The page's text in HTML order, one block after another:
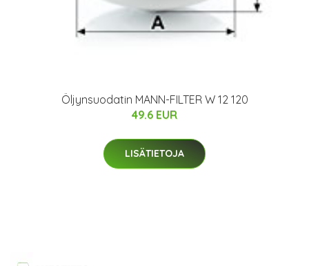
Öljynsuodatin MANN-FILTER W 12 120
49.6 EUR
LISÄTIETOJA